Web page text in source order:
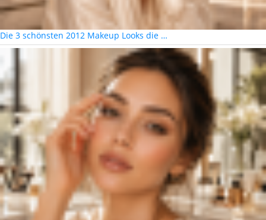
Die 3 schönsten 2012 Makeup Looks die …